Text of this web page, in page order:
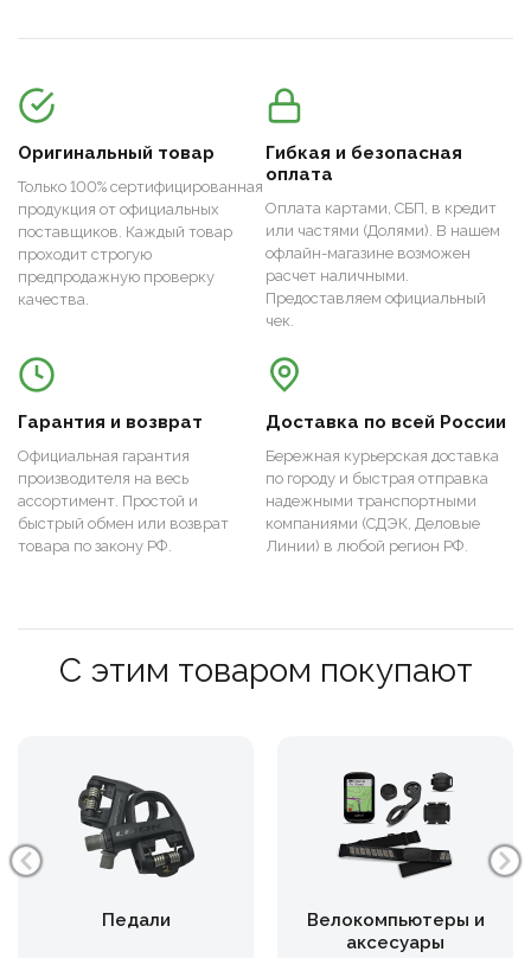
Оригинальный товар
Только 100% сертифицированная
продукция от официальных
поставщиков. Каждый товар
проходит строгую
предпродажную проверку
качества.
Гибкая и безопасная
оплата
Оплата картами, СБП, в кредит
или частями (Долями). В нашем
офлайн-магазине возможен
расчет наличными.
Предоставляем официальный
чек.
Гарантия и возврат
Официальная гарантия
производителя на весь
ассортимент. Простой и
быстрый обмен или возврат
товара по закону РФ.
Доставка по всей России
Бережная курьерская доставка
по городу и быстрая отправка
надежными транспортными
компаниями (СДЭК, Деловые
Линии) в любой регион РФ.
С этим товаром покупают
Педали
Велокомпьютеры и
аксесуары